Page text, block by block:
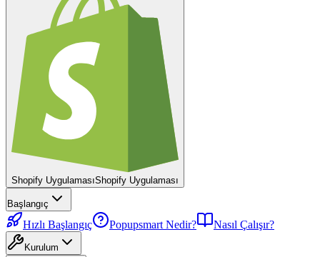
Shopify UygulamasıShopify Uygulaması
Başlangıç
Hızlı Başlangıç Popupsmart Nedir? Nasıl Çalışır?
Kurulum